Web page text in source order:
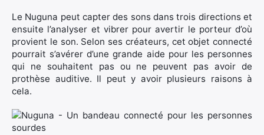
Le Nuguna peut capter des sons dans trois directions et
ensuite l’analyser et vibrer pour avertir le porteur d’où
provient le son. Selon ses créateurs, cet objet connecté
pourrait s’avérer d’une grande aide pour les personnes
qui ne souhaitent pas ou ne peuvent pas avoir de
prothèse auditive. Il peut y avoir plusieurs raisons à
cela.